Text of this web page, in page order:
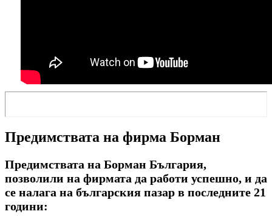
Предимствата на фирма Борман
Предимствата на Борман България,
позволили на фирмата да работи успешно, и да
се налага на българския пазар в последните 21
години: